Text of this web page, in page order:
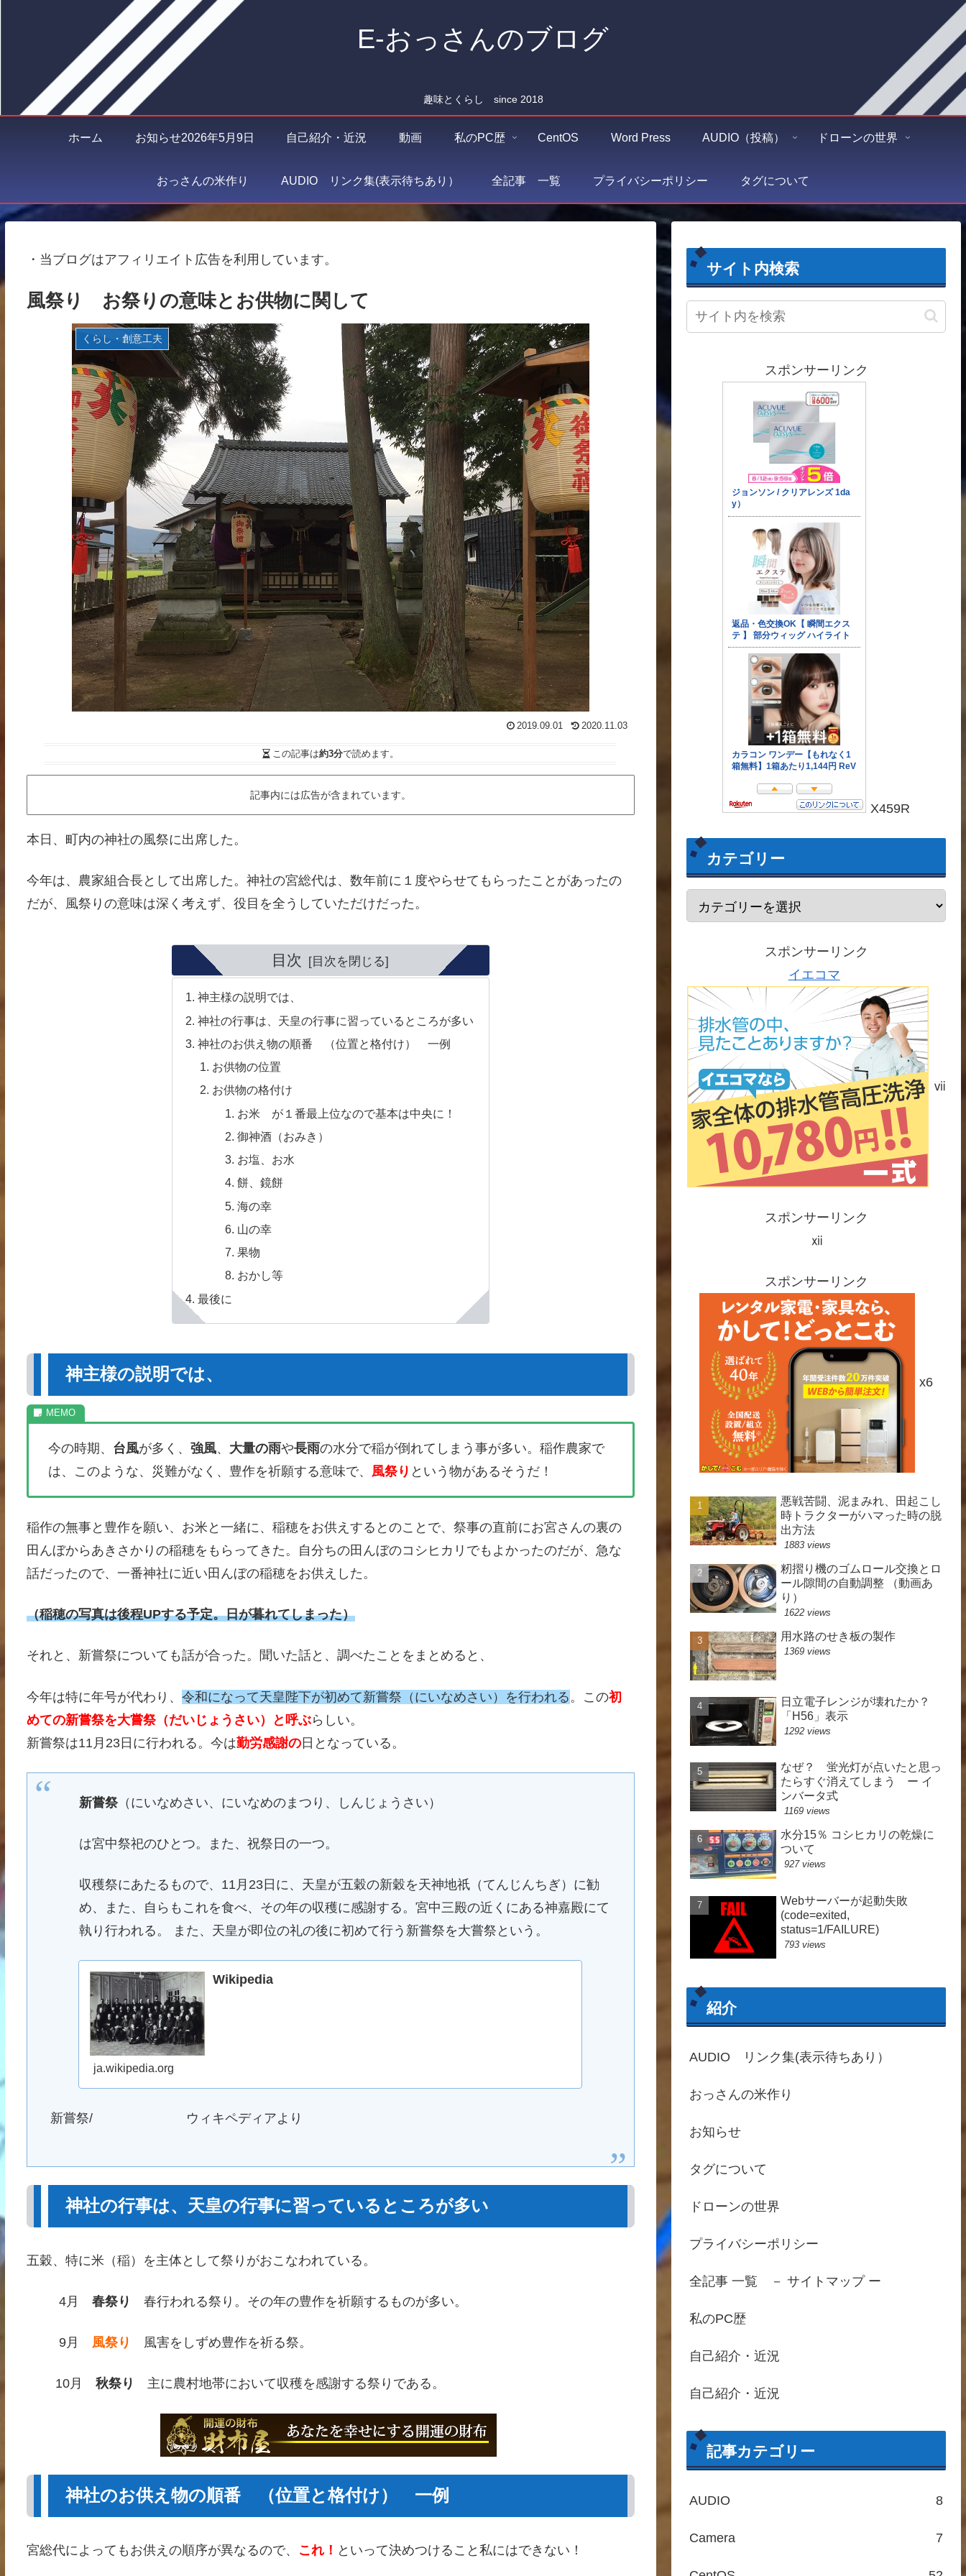
E-おっさんのブログ
趣味とくらし since 2018
ホーム お知らせ2026年5月9日 自己紹介・近況 動画 私のPC歴 CentOS Word Press AUDIO（投稿） ドローンの世界
おっさんの米作り AUDIO リンク集(表示待ちあり） 全記事 一覧 プライバシーポリシー タグについて
・当ブログはアフィリエイト広告を利用しています。
風祭り お祭りの意味とお供物に関して
くらし・創意工夫
2019.09.01 2020.11.03
この記事は約3分で読めます。
記事内には広告が含まれています。
本日、町内の神社の風祭に出席した。
今年は、農家組合長として出席した。神社の宮総代は、数年前に１度やらせてもらったことがあったの
だが、風祭りの意味は深く考えず、役目を全うしていただけだった。
目次
神主様の説明では、
神社の行事は、天皇の行事に習っているところが多い
神社のお供え物の順番 （位置と格付け） 一例
お供物の位置
お供物の格付け
お米 が１番最上位なので基本は中央に！
御神酒（おみき）
お塩、お水
餅、鏡餅
海の幸
山の幸
果物
おかし等
最後に
神主様の説明では、
今の時期、 台風が多く、 強風、 大量の雨や長雨の水分で稲が倒れてしまう事が多い。稲作農家で
は、このような、災難がなく、豊作を祈願する意味で、
風祭り という物があるそうだ！
稲作の無事と豊作を願い、お米と一緒に、稲穂をお供えするとのことで、祭事の直前にお宮さんの裏の
田んぼからあきさかりの稲穂をもらってきた。自分ちの田んぼのコシヒカリでもよかったのだが、急な
話だったので、一番神社に近い田んぼの稲穂をお供えした。
（稲穂の写真は後程UPする予定。日が暮れてしまった）
それと、新嘗祭についても話が合った。聞いた話と、調べたことをまとめると、
今年は特に年号が代わり、 令和になって天皇陛下が初めて新嘗祭（にいなめさい）を行われる 。この初
めての新嘗祭を大嘗祭（だいじょうさい）と呼ぶらしい。
新嘗祭は11月23日に行われる。今は勤労感謝の日となっている。
新嘗祭（にいなめさい、にいなめのまつり、しんじょうさい）
は宮中祭祀のひとつ。また、祝祭日の一つ。
収穫祭にあたるもので、11月23日に、天皇が五穀の新穀を天神地祇（てんじんちぎ）に勧
め、また、自らもこれを食べ、その年の収穫に感謝する。宮中三殿の近くにある神嘉殿にて
執り行われる。 また、天皇が即位の礼の後に初めて行う新嘗祭を大嘗祭という。
Wikipedia
ja.wikipedia.org
新嘗祭/ ウィキペディアより
神社の行事は、天皇の行事に習っているところが多い
五穀、特に米（稲）を主体として祭りがおこなわれている。
4月 春祭り 春行われる祭り。その年の豊作を祈願するものが多い。
9月 風祭り 風害をしずめ豊作を祈る祭。
10月 秋祭り 主に農村地帯において収穫を感謝する祭りである。
神社のお供え物の順番 （位置と格付け） 一例
宮総代によってもお供えの順序が異なるので、 これ！ といって決めつけること私にはできない！
サイト内検索
スポンサーリンク
X459R
カテゴリー
スポンサーリンク
イエコマ
ⅶ
スポンサーリンク
ⅻ
スポンサーリンク
x6
悪戦苦闘、泥まみれ、田起こし
時トラクターがハマった時の脱
出方法
1883 views
籾摺り機のゴムロール交換とロ
ール隙間の自動調整 （動画あ
り）
1622 views
用水路のせき板の製作
1369 views
日立電子レンジが壊れたか？
「H56」表示
1292 views
なぜ？ 蛍光灯が点いたと思っ
たらすぐ消えてしまう ー イ
ンバータ式
1169 views
水分15％ コシヒカリの乾燥に
ついて
927 views
Webサーバーが起動失敗
(code=exited,
status=1/FAILURE)
793 views
紹介
AUDIO リンク集(表示待ちあり）
おっさんの米作り
お知らせ
タグについて
ドローンの世界
プライバシーポリシー
全記事 一覧 － サイトマップ ー
私のPC歴
自己紹介・近況
自己紹介・近況
記事カテゴリー
AUDIO 8
Camera 7